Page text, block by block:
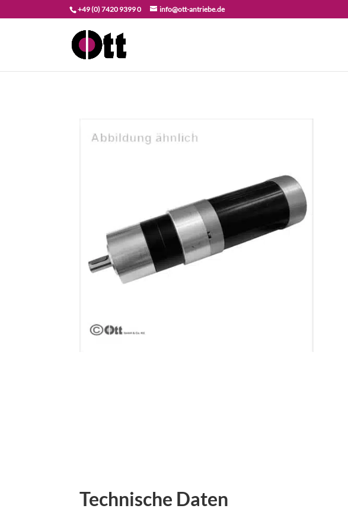
+49 (0) 7420 9399 0 info@ott-antriebe.de
Technische Daten